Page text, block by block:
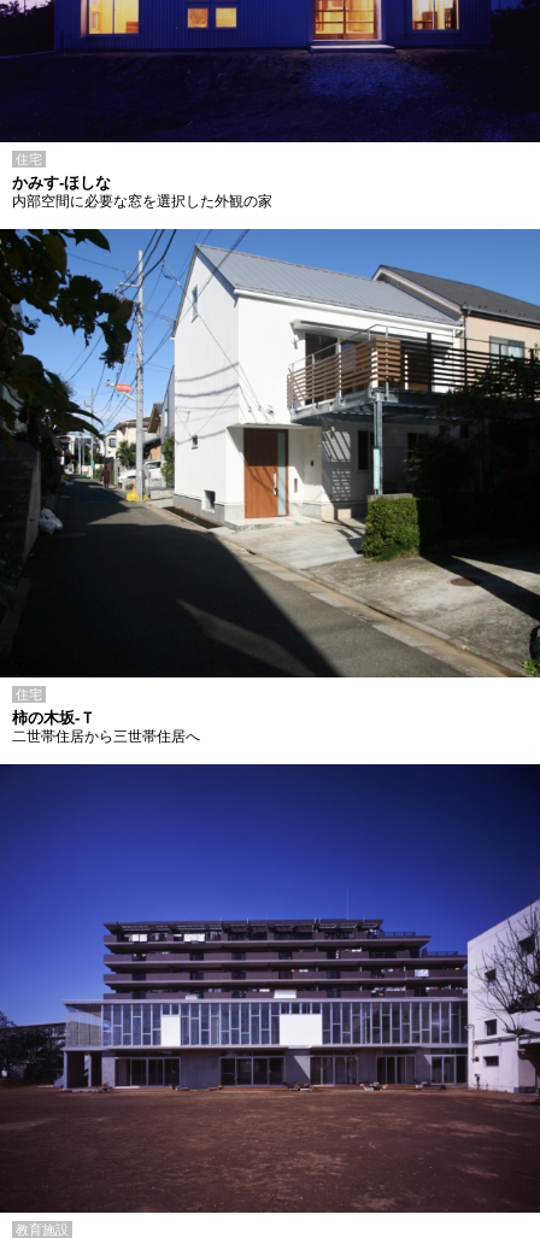
住宅
かみす-ほしな
内部空間に必要な窓を選択した外観の家
住宅
柿の木坂-Ｔ
二世帯住居から三世帯住居へ
教育施設